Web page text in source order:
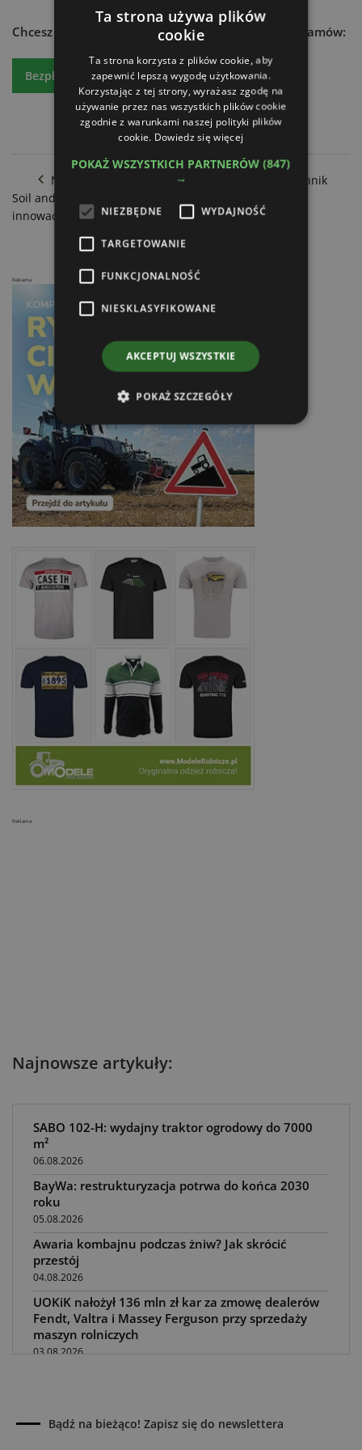
Chcesz dowiedzieć się więcej?Czytaj atr express - zamów:
Bezpłatny egzemplarz Prenumeratę
Nowy pneumatyczny siewnik od Rabe Agrartechnik
Soil and Seed Equipment. Koncepcja Cameleon z
innowacyjnymi rozwiązaniami
Reklama
Najnowsze artykuły:
SABO 102-H: wydajny traktor ogrodowy do 7000
m²
06.08.2026
BayWa: restrukturyzacja potrwa do końca 2030
roku
05.08.2026
Awaria kombajnu podczas żniw? Jak skrócić
przestój
04.08.2026
UOKiK nałożył 136 mln zł kar za zmowę dealerów
Fendt, Valtra i Massey Ferguson przy sprzedaży
maszyn rolniczych
03.08.2026
Rzepak hybrydowy: sposób na wyższą rentowność
Reklama
Bądź na bieżąco! Zapisz się do newslettera
Ta strona używa plików
cookie
Ta strona korzysta z plików cookie, aby
zapewnić lepszą wygodę użytkowania.
Korzystając z tej strony, wyrażasz zgodę na
używanie przez nas wszystkich plików cookie
zgodnie z warunkami naszej polityki plików
cookie. Dowiedz się więcej
POKAŻ WSZYSTKICH PARTNERÓW(847)
→
NIEZBĘDNE WYDAJNOŚĆ
TARGETOWANIE
FUNKCJONALNOŚĆ
NIESKLASYFIKOWANE
AKCEPTUJ WSZYSTKIE
POKAŻ SZCZEGÓŁY